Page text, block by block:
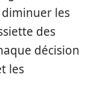
les
des
décision
les